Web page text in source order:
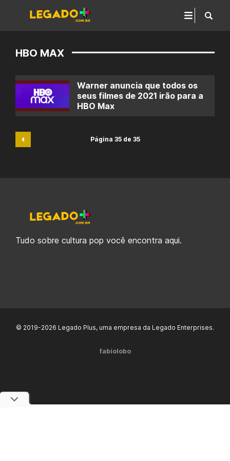
HBO MAX
Warner anuncia que todos os
seus filmes de 2021 irão para a
HBO Max
Página 35 de 35
Tudo sobre cultura pop você encontra aqui.
© 2019-2026 Legado Plus, uma empresa da Legado Enterprises.
fabiolobo